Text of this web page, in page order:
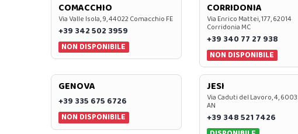
COMACCHIO
Via Valle Isola, 9, 44022 Comacchio FE
+39 342 502 3959
NON DISPONIBILE
CORRIDONIA
Via Enrico Mattei, 177, 62014
Corridonia MC
+39 340 77 27 938
NON DISPONIBILE
GENOVA
+39 335 675 6726
NON DISPONIBILE
JESI
Via Caduti del Lavoro, 4,
AN
+39 348 521 7426